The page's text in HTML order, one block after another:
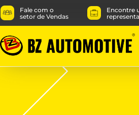
Fale com o
setor de Vendas
Encontre